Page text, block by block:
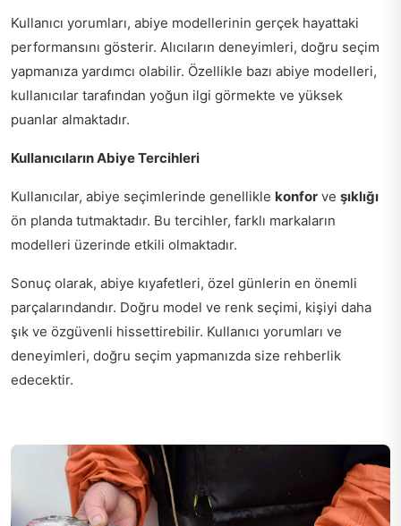
Kullanıcı yorumları, abiye modellerinin gerçek hayattaki
performansını gösterir. Alıcıların deneyimleri, doğru seçim
yapmanıza yardımcı olabilir. Özellikle bazı abiye modelleri,
kullanıcılar tarafından yoğun ilgi görmekte ve yüksek
puanlar almaktadır.
Kullanıcıların Abiye Tercihleri
Kullanıcılar, abiye seçimlerinde genellikle konfor ve şıklığı
ön planda tutmaktadır. Bu tercihler, farklı markaların
modelleri üzerinde etkili olmaktadır.
Sonuç olarak, abiye kıyafetleri, özel günlerin en önemli
parçalarındandır. Doğru model ve renk seçimi, kişiyi daha
şık ve özgüvenli hissettirebilir. Kullanıcı yorumları ve
deneyimleri, doğru seçim yapmanızda size rehberlik
edecektir.